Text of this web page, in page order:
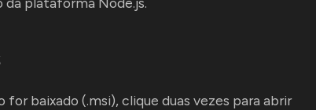
for baixado (.msi), clique duas vezes para abrir